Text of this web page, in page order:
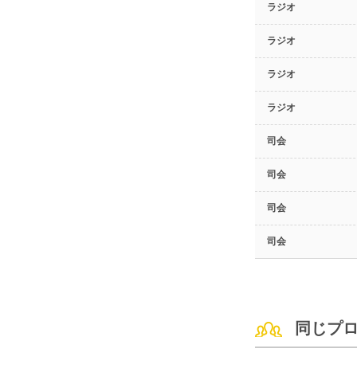
ラジオ
ラジオ
ラジオ
ラジオ
司会
司会
司会
司会
同じプ